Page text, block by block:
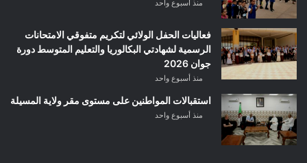
منذ أسبوع واحد
فعاليات الحفل الولائي لتكريم متفوقي الامتحانات
الرسمية لشهادتي البكالوريا والتعليم المتوسط دورة
جوان 2026
منذ أسبوع واحد
استقبالات المواطنين على مستوى مقر ولاية المسيلة
منذ أسبوع واحد